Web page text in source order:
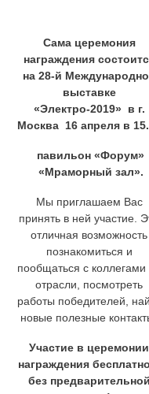
Сама церемония
награждения
на 28-й
выставке
«Электро-2019» в г.
Москва 16 апреля в
павильон «Форум»
«Мраморный зал».
Мы приглашаем Вас
принять в ней участие.
отличная возможность
познакомиться и
пообщаться с коллегами
отрасли, посмотреть
работы победителей,
новые полезные
Участие в церемонии
награждения
без